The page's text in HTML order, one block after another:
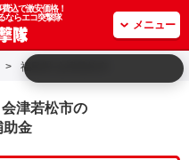
込で激安価格！
ならエコ突撃隊
メニュー
> 福島県 会津若松市
津若松市の
助金